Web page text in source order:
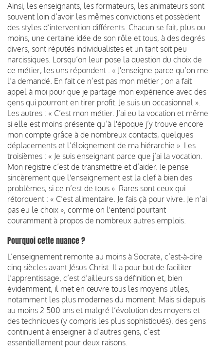
Ainsi, les enseignants, les formateurs, les animateurs sont
souvent loin d’avoir les mêmes convictions et possèdent
des styles d’intervention différents. Chacun se fait, plus ou
moins, une certaine idée de son rôle et tous, à des degrés
divers, sont réputés individualistes et un tant soit peu
narcissiques. Lorsqu’on leur pose la question du choix de
ce métier, les uns répondent : « J'enseigne parce qu’on me
l’a demandé. En fait ce n’est pas mon métier ; on a fait
appel à moi pour que je partage mon expérience avec des
gens qui pourront en tirer profit. Je suis un occasionnel ».
Les autres : « C’est mon métier. J’ai eu la vocation et même
si elle est moins présente qu’à l'époque j’y trouve encore
mon compte grâce à de nombreux contacts, quelques
déplacements et l’éloignement de ma hiérarchie ». Les
troisièmes : « Je suis enseignant parce que j’ai la vocation.
Mon registre c’est de transmettre et d’aider. Je pense
sincèrement que l'enseignement est la clef à bien des
problèmes, si ce n’est de tous ». Rares sont ceux qui
rétorquent : « C’est alimentaire. Je fais çà pour vivre. Je n’ai
pas eu le choix », comme on l'entend pourtant
couramment à propos de nombreux autres emplois.
Pourquoi cette nuance ?
L’enseignement remonte au moins à Socrate, c’est-à-dire
cinq siècles avant Jésus-Christ. Il a pour but de faciliter
l’apprentissage, c’est d’ailleurs sa définition et, bien
évidemment, il met en œuvre tous les moyens utiles,
notamment les plus modernes du moment. Mais si depuis
au moins 2 500 ans et malgré l’évolution des moyens et
des techniques (y compris les plus sophistiqués), des gens
continuent à enseigner à d’autres gens, c’est
essentiellement pour deux raisons.